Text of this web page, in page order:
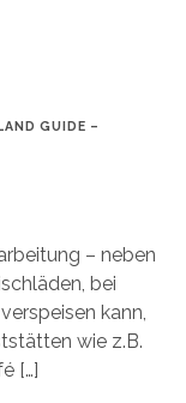
GUIDE –
– neben
bei
kann,
wie z.B.
[…]